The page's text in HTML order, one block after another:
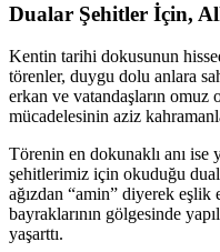
Dualar Şehitler İçin,
Kentin tarihi dokusunun
törenler, duygu dolu anlara
erkan ve vatandaşların
mücadelesinin aziz
Törenin en dokunaklı anı ise
şehitlerimiz için okuduğu
ağızdan “amin” diyerek
bayraklarının gölgesinde
yaşarttı.